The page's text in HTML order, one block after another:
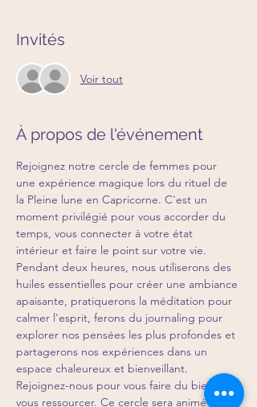
Invités
Voir tout
À propos de l'événement
Rejoignez notre cercle de femmes pour
une expérience magique lors du rituel de
la Pleine lune en Capricorne. C'est un
moment privilégié pour vous accorder du
temps, vous connecter à votre état
intérieur et faire le point sur votre vie.
Pendant deux heures, nous utiliserons des
huiles essentielles pour créer une ambiance
apaisante, pratiquerons la méditation pour
calmer l'esprit, ferons du journaling pour
explorer nos pensées les plus profondes et
partagerons nos expériences dans un
espace chaleureux et bienveillant.
Rejoignez-nous pour vous faire du bien et
vous ressourcer. Ce cercle sera animé avec